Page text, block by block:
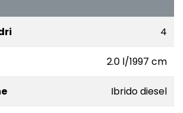
4
2.0 l/1997 cm
Ibrido diesel